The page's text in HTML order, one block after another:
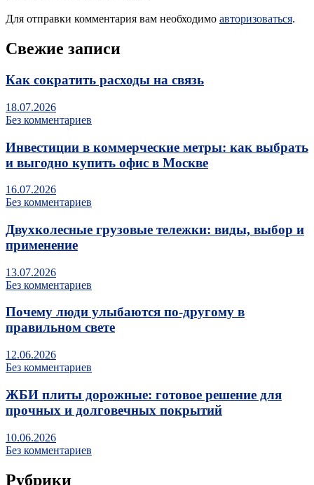
Для отправки комментария вам необходимо авторизоваться.
Свежие записи
Как сократить расходы на связь
18.07.2026
Без комментариев
Инвестиции в коммерческие метры: как выбрать
и выгодно купить офис в Москве
16.07.2026
Без комментариев
Двухколесные грузовые тележки: виды, выбор и
применение
13.07.2026
Без комментариев
Почему люди улыбаются по‑другому в
правильном свете
12.06.2026
Без комментариев
ЖБИ плиты дорожные: готовое решение для
прочных и долговечных покрытий
10.06.2026
Без комментариев
Рубрики